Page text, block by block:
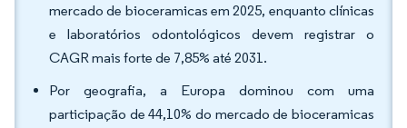
mercado de bioceramicas em 2025, enquanto clínicas
e laboratórios odontológicos devem registrar o
CAGR mais forte de 7,85% até 2031.
Por geografia, a Europa dominou com uma
participação de 44,10% do mercado de bioceramicas